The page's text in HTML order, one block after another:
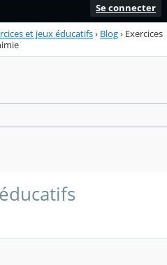
Se connecter
et jeux éducatifs› Blog› Exercices